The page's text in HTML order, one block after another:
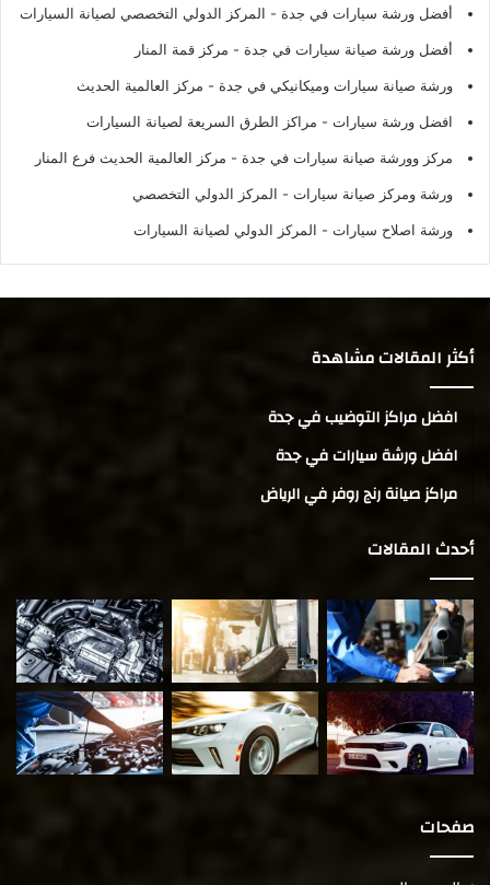
أفضل ورشة سيارات في جدة - المركز الدولي التخصصي لصيانة السيارات
أفضل ورشة صيانة سيارات في جدة - مركز قمة المنار
ورشة صيانة سيارات وميكانيكي في جدة - مركز العالمية الحديث
افضل ورشة سيارات - مراكز الطرق السريعة لصيانة السيارات
مركز وورشة صيانة سيارات في جدة - مركز العالمية الحديث فرع المنار
ورشة ومركز صيانة سيارات - المركز الدولي التخصصي
ورشة اصلاح سيارات - المركز الدولي لصيانة السيارات
أكثر المقالات مشاهدة
افضل مراكز التوضيب في جدة
افضل ورشة سيارات في جدة
مراكز صيانة رنج روفر في الرياض
أحدث المقالات
صفحات